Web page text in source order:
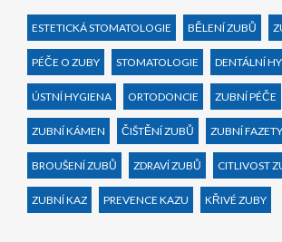
ESTETICKÁ STOMATOLOGIE BĚLENÍ ZUBŮ
PÉČE O ZUBY STOMATOLOGIE DENTÁLNÍ
ÚSTNÍ HYGIENA ORTODONCIE ZUBNÍ PÉČE
ZUBNÍ KÁMEN ČIŠTĚNÍ ZUBŮ ZUBNÍ FAZETY
BROUŠENÍ ZUBŮ ZDRAVÍ ZUBŮ CITLIVOST
ZUBNÍ KAZ PREVENCE KAZU KŘIVÉ ZUBY